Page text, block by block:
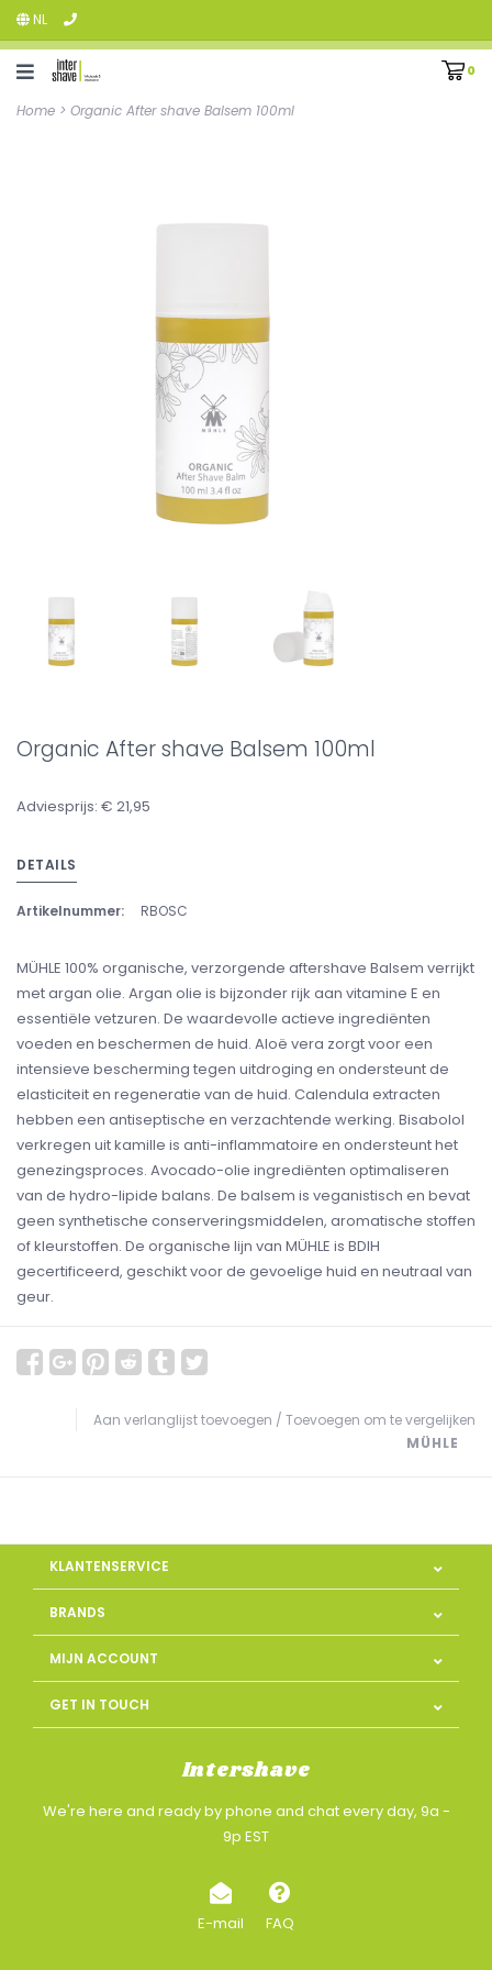
NL
0
Home > Organic After shave Balsem 100ml
Organic After shave Balsem 100ml
Adviesprijs: € 21,95
DETAILS
Artikelnummer: RBOSC
MÜHLE 100% organische, verzorgende aftershave Balsem verrijkt
met argan olie. Argan olie is bijzonder rijk aan vitamine E en
essentiële vetzuren. De waardevolle actieve ingrediënten
voeden en beschermen de huid. Aloë vera zorgt voor een
intensieve bescherming tegen uitdroging en ondersteunt de
elasticiteit en regeneratie van de huid. Calendula extracten
hebben een antiseptische en verzachtende werking. Bisabolol
verkregen uit kamille is anti-inflammatoire en ondersteunt het
genezingsproces. Avocado-olie ingrediënten optimaliseren
van de hydro-lipide balans. De balsem is veganistisch en bevat
geen synthetische conserveringsmiddelen, aromatische stoffen
of kleurstoffen. De organische lijn van MÜHLE is BDIH
gecertificeerd, geschikt voor de gevoelige huid en neutraal van
geur.
Aan verlanglijst toevoegen / Toevoegen om te vergelijken
MÜHLE
KLANTENSERVICE
BRANDS
MIJN ACCOUNT
GET IN TOUCH
Intershave
We're here and ready by phone and chat every day, 9a -
9p EST
E-mail FAQ